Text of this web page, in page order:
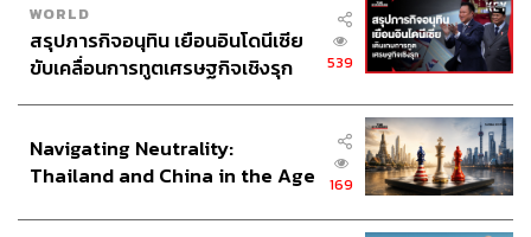
WORLD
สรุปภารกิจอนุทิน เยือนอินโดนีเซีย
ขับเคลื่อนการทูตเศรษฐกิจเชิงรุก
539
Navigating Neutrality:
Thailand and China in the Age
169